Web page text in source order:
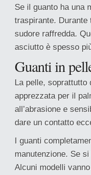
Se il guanto ha una
traspirante.
sudore raffredda.
asciutto è spesso
Guanti in
La pelle,
apprezzata per il
all’abrasione e
dare un contatto
I guanti
manutenzione. Se
Alcuni modelli